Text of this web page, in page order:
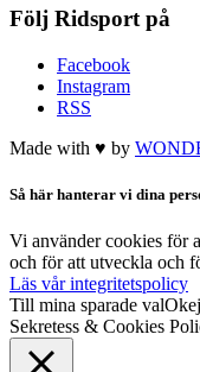
Följ Ridsport på
Facebook
Instagram
RSS
Made with ♥ by
Så här hanterar vi dina
Vi använder cookies för
och för att utveckla och
Läs vår integritetspolicy
Till mina sparade valOkej
Sekretess & Cookies